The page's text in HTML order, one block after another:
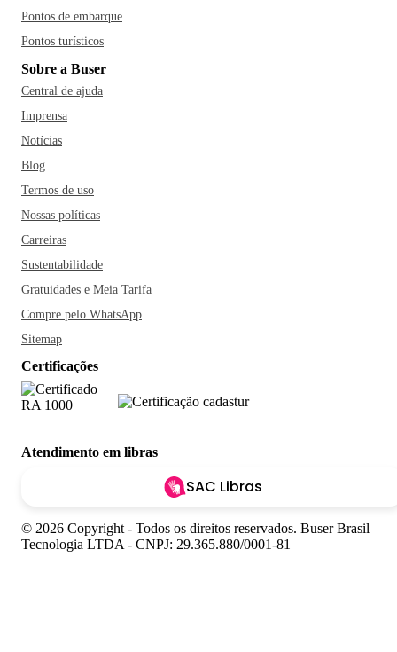
Pontos de embarque
Pontos turísticos
Sobre a Buser
Central de ajuda
Imprensa
Notícias
Blog
Termos de uso
Nossas políticas
Carreiras
Sustentabilidade
Gratuidades e Meia Tarifa
Compre pelo WhatsApp
Sitemap
Certificações
Atendimento em libras
SAC Libras
© 2026 Copyright - Todos os direitos reservados. Buser Brasil
Tecnologia LTDA - CNPJ: 29.365.880/0001-81